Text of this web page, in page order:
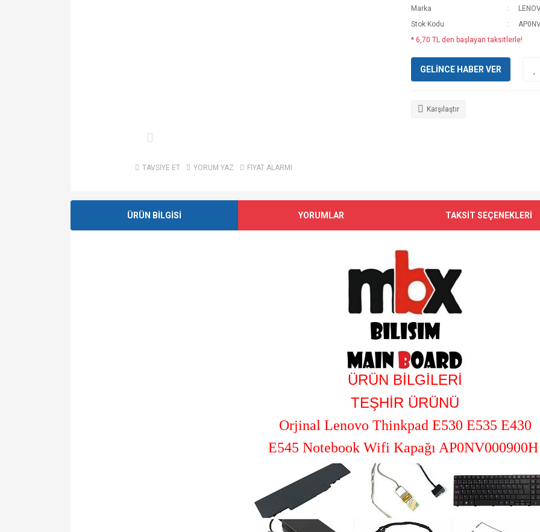
TAVSİYE ET YORUM YAZ FİYAT ALARMI
Marka
Stok Kodu
* 6,70 TL den başlayan taksitlerle!
GELİNCE HABER VER
Karşılaştır
ÜRÜN BİLGİSİ YORUMLAR TAKSİT SEÇENEKLERİ
ÜRÜN BİLGİLERİ
TEŞHİR ÜRÜNÜ
Orjinal Lenovo Thinkpad E530 E535 E430
E545 Notebook Wifi Kapağı